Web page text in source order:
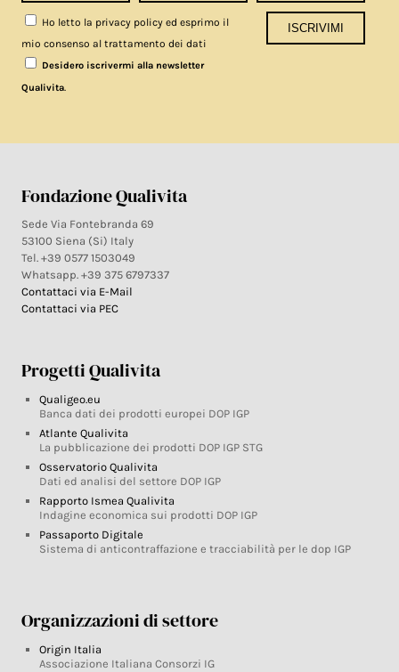
Ho letto la privacy policy ed esprimo il
mio consenso al trattamento dei dati
Desidero iscrivermi alla newsletter
Qualivita.
Fondazione Qualivita
Sede Via Fontebranda 69
53100 Siena (Si) Italy
Tel. +39 0577 1503049
Whatsapp. +39 375 6797337
Contattaci via E-Mail
Contattaci via PEC
Progetti Qualivita
Qualigeo.eu
Banca dati dei prodotti europei DOP IGP
Atlante Qualivita
La pubblicazione dei prodotti DOP IGP STG
Osservatorio Qualivita
Dati ed analisi del settore DOP IGP
Rapporto Ismea Qualivita
Indagine economica sui prodotti DOP IGP
Passaporto Digitale
Sistema di anticontraffazione e tracciabilità per le dop IGP
Organizzazioni di settore
Origin Italia
Associazione Italiana Consorzi IG